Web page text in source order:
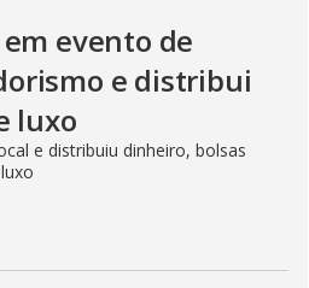
evento de
e distribui
luxo
e distribuiu dinheiro, bolsas